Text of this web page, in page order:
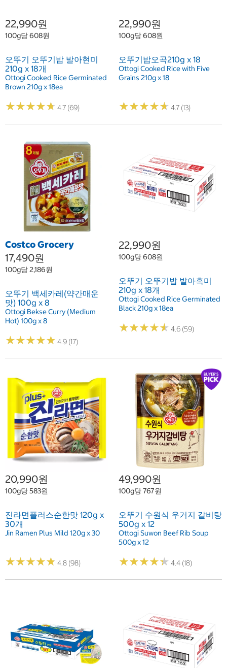
22,990원
100g당 608원
오뚜기 오뚜기밥 발아현미
210g x 18개
Ottogi Cooked Rice Germinated
Brown 210g x 18ea
★★★★★
★★★★★ 4.7 (69)
22,990원
100g당 608원
오뚜기밥오곡210g x 18
Ottogi Cooked Rice with Five
Grains 210g x 18
★★★★★
★★★★★ 4.7 (13)
Costco Grocery
17,490원
100g당 2,186원
오뚜기 백세카레(약간매운
맛) 100g x 8
Ottogi Bekse Curry (Medium
Hot) 100g x 8
★★★★★
★★★★★ 4.9 (17)
22,990원
100g당 608원
오뚜기 오뚜기밥 발아흑미
210g x 18개
Ottogi Cooked Rice Germinated
Black 210g x 18ea
★★★★★
★★★★★ 4.6 (59)
20,990원
100g당 583원
진라면플러스순한맛 120g x
30개
Jin Ramen Plus Mild 120g x 30
★★★★★
★★★★★ 4.8 (98)
49,990원
100g당 767원
오뚜기 수원식 우거지 갈비탕
500g x 12
Ottogi Suwon Beef Rib Soup
500g x 12
★★★★★
★★★★★ 4.4 (18)